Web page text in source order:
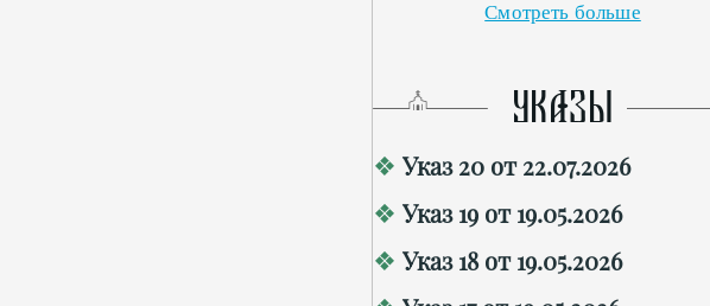
Смотреть больше
УКАЗЫ
Указ 20 от 22.07.2026
Указ 19 от 19.05.2026
Указ 18 от 19.05.2026